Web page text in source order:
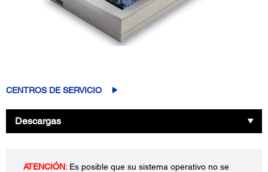
CENTROS DE SERVICIO
Descargas
ATENCIÓN: Es posible que su sistema operativo no se